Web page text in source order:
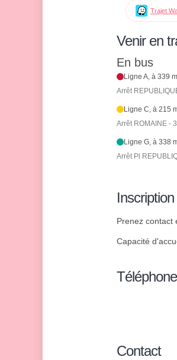
Trajet
Venir en
En bus
Ligne A, à 339 m
Arrêt
Ligne C, à 215
Arrêt ROMAINE -
Ligne G, à 338
Arrêt Pl
Inscription
Prenez contact
Capacité
Téléphone
Contact